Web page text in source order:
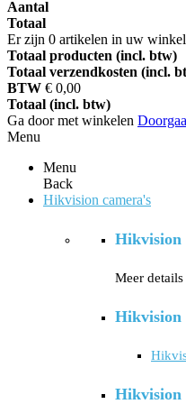
Aantal
Totaal
Er zijn 0 artikelen in uw
Totaal producten (incl. btw)
Totaal verzendkosten (incl.
BTW € 0,00
Totaal (incl. btw)
Ga door met winkelen
Menu
Menu
Back
Hikvision camera's
Hikvision
Meer
Hikvision
Hikvision